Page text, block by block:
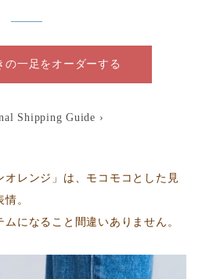
の一足をオーダーする
Shipping Guide ›
オレンジ」は、モコモコとした見
。
になること間違いありません。